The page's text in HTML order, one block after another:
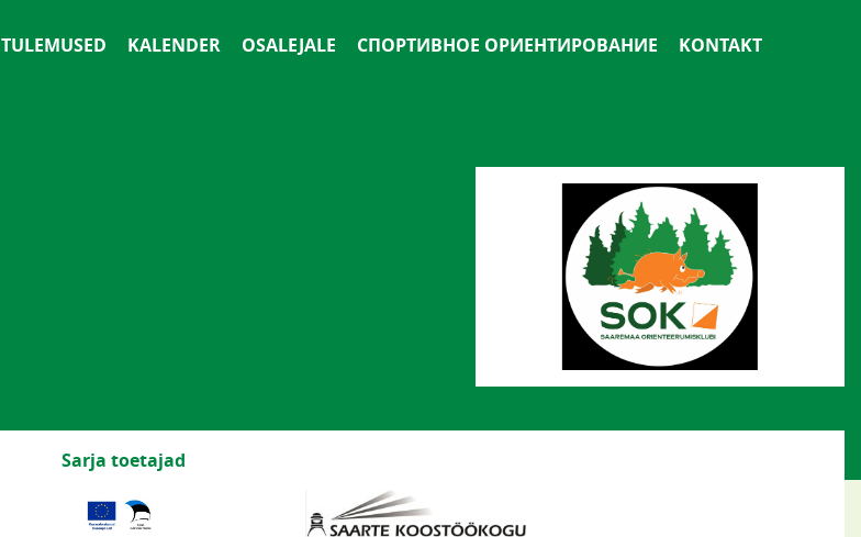
TULEMUSED KALENDER OSALEJALE СПОРТИВНОЕ ОРИЕНТИРОВАНИЕ KONTAKT
Sarja toetajad